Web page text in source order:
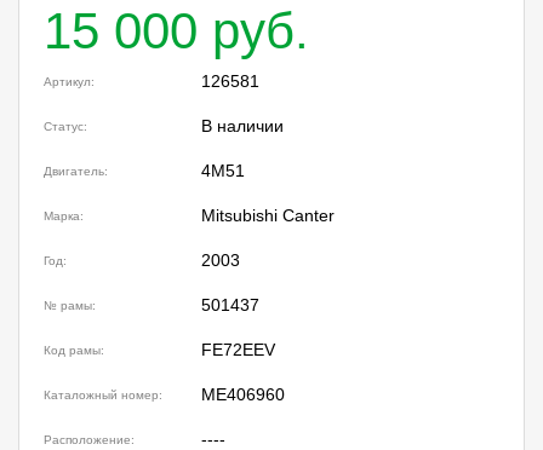
15 000 руб.
Артикул: 126581
Статус: В наличии
Двигатель: 4M51
Марка: Mitsubishi Canter
Год: 2003
№ рамы: 501437
Код рамы: FE72EEV
Каталожный номер: ME406960
Расположение: ----